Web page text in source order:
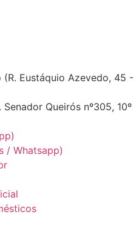
Eustáquio Azevedo, 45 -
Queirós nº305, 10º
/ Whatsapp)